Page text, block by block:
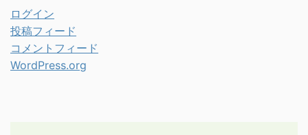
ログイン
投稿フィード
コメントフィード
WordPress.org